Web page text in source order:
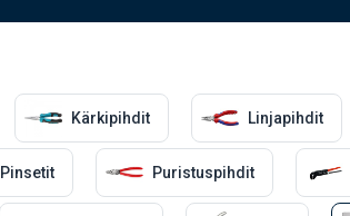
Kärkipihdit Linjapihdit
Pinsetit Puristuspihdit